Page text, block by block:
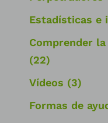
Estadísticas e
Comprender
(22)
Vídeos (3)
Formas de